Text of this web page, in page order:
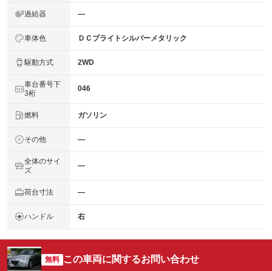
過給器 ―
車体色 ＤＣブライトシルバーメタリック
駆動方式 2WD
車台番号下
3桁
046
燃料 ガソリン
その他 ―
全体のサイ
ズ
―
荷台寸法 ―
ハンドル 右
無料 この車両に関するお問い合わせ